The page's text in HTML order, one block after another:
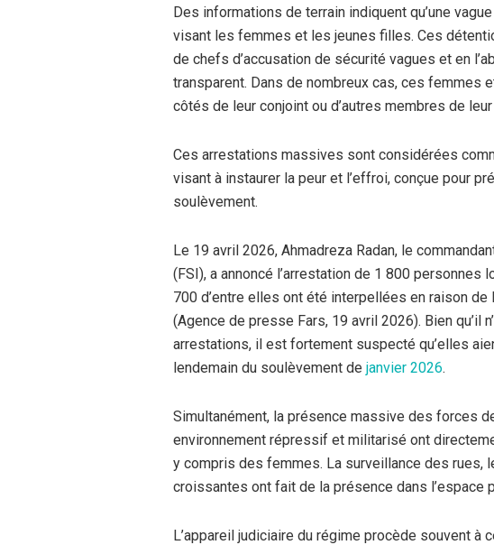
Des informations de terrain indiquent qu’une
visant les femmes et les jeunes filles. Ces
de chefs d’accusation de sécurité vagues et en
transparent. Dans de nombreux cas, ces femmes
côtés de leur conjoint ou d’autres membres de
Ces arrestations massives sont considérées
visant à instaurer la peur et l’effroi, conçue pour
soulèvement.
Le 19 avril 2026, Ahmadreza Radan, le
(FSI), a annoncé l’arrestation de 1 800 personnes
700 d’entre elles ont été interpellées en raison
(Agence de presse Fars, 19 avril 2026). Bien qu’il
arrestations, il est fortement suspecté qu’elles
lendemain du soulèvement de janvier 2026.
Simultanément, la présence massive des forces
environnement répressif et militarisé ont
y compris des femmes. La surveillance des
croissantes ont fait de la présence dans l’espace
L’appareil judiciaire du régime procède souvent